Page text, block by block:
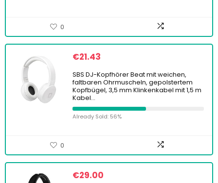
0
€21.43
SBS DJ-Kopfhörer Beat mit weichen,
faltbaren Ohrmuscheln, gepolstertem
Kopfbügel, 3,5 mm Klinkenkabel mit 1,5 m
Kabel…
Already Sold: 56%
0
€29.00